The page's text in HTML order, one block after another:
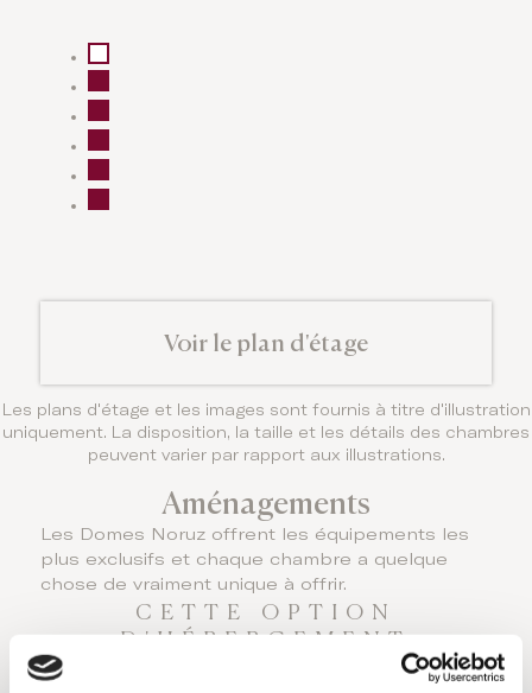
Voir le plan d'étage
Les plans d'étage et les images sont fournis à titre d'illustration
uniquement. La disposition, la taille et les détails des chambres
peuvent varier par rapport aux illustrations.
Aménagements
Les Domes Noruz offrent les équipements les
plus exclusifs et chaque chambre a quelque
chose de vraiment unique à offrir.
CETTE OPTION
D'HÉBERGEMENT